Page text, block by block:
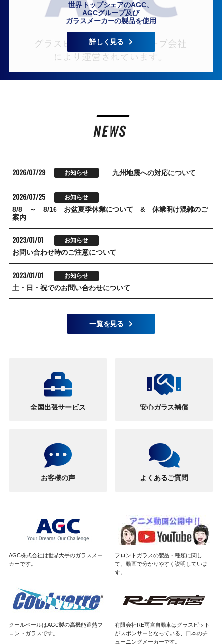
世界トップシェアのAGC、
AGCグループ及び
ガラスメーカーの製品を使用
詳しく見る
NEWS
2026/07/29 お知らせ 九州地震への対応について
2026/07/25 お知らせ
8/8 ～ 8/16 お盆夏季休業について & 休業明け混雑のご
案内
2023/01/01 お知らせ
お問い合わせ時のご注意について
2023/01/01 お知らせ
土・日・祝でのお問い合わせについて
一覧を見る
全国出張サービス 安心ガラス補償
お客様の声 よくあるご質問
AGC株式会社は世界大手のガラスメー
カーです。
フロントガラスの製品・種類に関し
て、動画で分かりやすく説明していま
す。
クールベールはAGC製の高機能遮熱フ
ロントガラスです。
有限会社RE雨宮自動車はグラスピット
がスポンサーとなっている、日本のチ
ューニングメーカーです。